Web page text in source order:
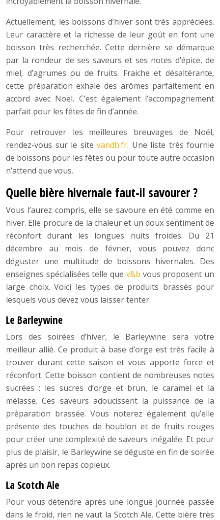
Actuellement, les boissons d’hiver sont très appréciées.
Leur caractère et la richesse de leur goût en font une
boisson très recherchée. Cette dernière se démarque
par la rondeur de ses saveurs et ses notes d’épice, de
miel, d’agrumes ou de fruits. Fraiche et désaltérante,
cette préparation exhale des arômes parfaitement en
accord avec Noël. C’est également l’accompagnement
parfait pour les fêtes de fin d’année.
Pour retrouver les meilleures breuvages de Noël,
rendez-vous sur le site vandb.fr. Une liste très fournie
de boissons pour les fêtes ou pour toute autre occasion
n’attend que vous.
Quelle bière hivernale faut-il savourer ?
Vous l’aurez compris, elle se savoure en été comme en
hiver. Elle procure de la chaleur et un doux sentiment de
réconfort durant les longues nuits froides. Du 21
décembre au mois de février, vous pouvez donc
déguster une multitude de boissons hivernales. Des
enseignes spécialisées telle que v&b vous proposent un
large choix. Voici les types de produits brassés pour
lesquels vous devez vous laisser tenter.
Le Barleywine
Lors des soirées d’hiver, le Barleywine sera votre
meilleur allié. Ce produit à base d’orge est très facile à
trouver durant cette saison et vous apporte force et
réconfort. Cette boisson contient de nombreuses notes
sucrées : les sucres d’orge et brun, le caramel et la
mélasse. Ces saveurs adoucissent la puissance de la
préparation brassée. Vous noterez également qu’elle
présente des touches de houblon et de fruits rouges
pour créer une complexité de saveurs inégalée. Et pour
plus de plaisir, le Barleywine se déguste en fin de soirée
après un bon repas copieux.
La Scotch Ale
Pour vous détendre après une longue journée passée
dans le froid, rien ne vaut la Scotch Ale. Cette bière très